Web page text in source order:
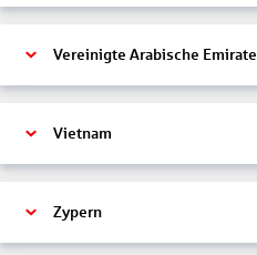
Vereinigte Arabische Emirate
Vietnam
Zypern